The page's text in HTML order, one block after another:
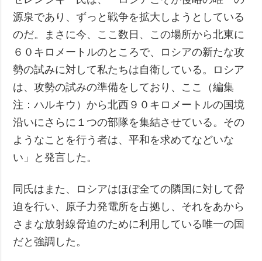
源泉であり、ずっと戦争を拡大しようとしている
のだ。まさに今、ここ数日、この場所から北東に
６０キロメートルのところで、ロシアの新たな攻
勢の試みに対して私たちは自衛している。ロシア
は、攻勢の試みの準備をしており、ここ（編集
注：ハルキウ）から北西９０キロメートルの国境
沿いにさらに１つの部隊を集結させている。その
ようなことを行う者は、平和を求めてなどいな
い」と発言した。
同氏はまた、ロシアはほぼ全ての隣国に対して脅
迫を行い、原子力発電所を占拠し、それをあから
さまな放射線脅迫のために利用している唯一の国
だと強調した。